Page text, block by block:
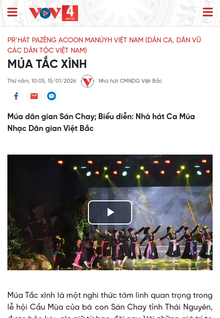
PR’HÁT PAZÊNG ACOON MANÚYH VIỆT NAM (DÂN CA, DÂN VŨ
CÁC DÂN TỘC VIỆT NAM)
MÚA TẮC XÌNH
Thứ năm, 10:05, 15/01/2026 Nhà hát CMNDG Việt Bắc
Múa dân gian Sán Chay; Biểu diễn: Nhà hát Ca Múa
Nhạc Dân gian Việt Bắc
Play
Video
Múa Tắc xình là một nghi thức tâm linh quan trọng trong
lễ hội Cầu Mùa của bà con Sán Chay tỉnh Thái Nguyên,